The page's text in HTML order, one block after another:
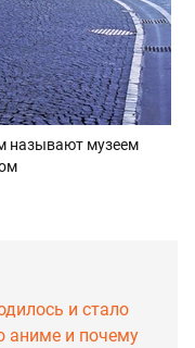
называют музеем
и стало
аниме и почему